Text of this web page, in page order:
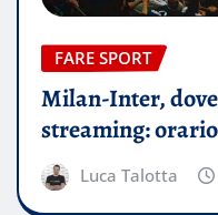
FARE SPORT
Milan-Inter,
streaming:
Luca Talotta